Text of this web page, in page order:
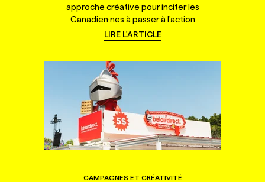
approche créative pour inciter les
Canadien·nes à passer à l'action
LIRE L'ARTICLE
CAMPAGNES ET CRÉATIVITÉ